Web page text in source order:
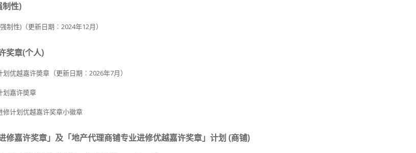
制性)
制性)（更新日期︰2024年12月）
奖章(个人)
优越嘉许奬章（更新日期︰2026年7月）
划嘉许奬章
计划优越嘉许奖章小徽章
修嘉许奖章」及「地产代理商铺专业进修优越嘉许奖章」计划 (商铺)